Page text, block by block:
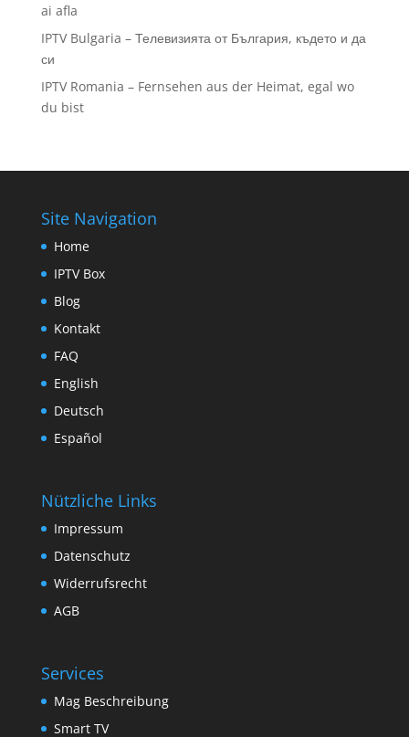
ai afla
IPTV Bulgaria – Телевизията от България, където и да
си
IPTV Romania – Fernsehen aus der Heimat, egal wo
du bist
Site Navigation
Home
IPTV Box
Blog
Kontakt
FAQ
English
Deutsch
Español
Nützliche Links
Impressum
Datenschutz
Widerrufsrecht
AGB
Services
Mag Beschreibung
Smart TV